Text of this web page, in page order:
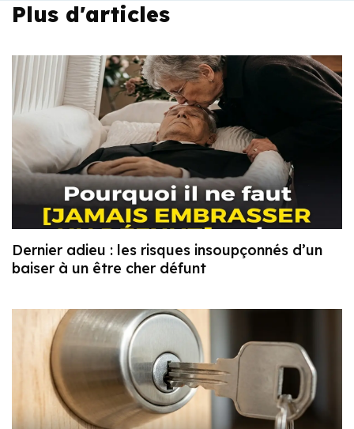
Plus d'articles
Dernier adieu : les risques insoupçonnés d’un
baiser à un être cher défunt